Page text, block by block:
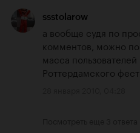
ssstolarow
а вообще судя по
комментов, можно
масса
Роттердамского